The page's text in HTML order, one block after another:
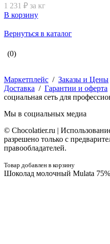
1 231 ₽ за кг
В корзину
Вернуться в каталог
(0)
Маркетплейс / Заказы и Цены
Доставка / Гарантии и оферта
социальная сеть для
Мы в социальных медиа
© Сhocolatier.ru |
разрешено только с
правообладателей.
Товар добавлен в корзину
Шоколад молочный Mulata 75%